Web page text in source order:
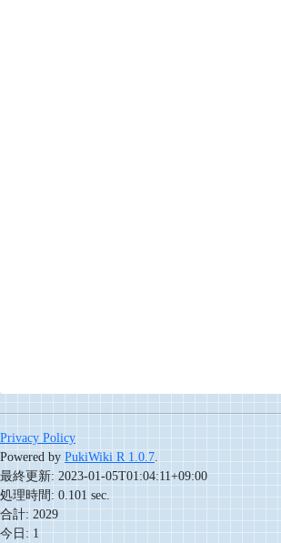
Privacy Policy
Powered by PukiWiki R 1.0.7
最終更新: 2023-01-05T01:04:11+09:00
処理時間: 0.101 sec.
合計: 2029
今日: 1